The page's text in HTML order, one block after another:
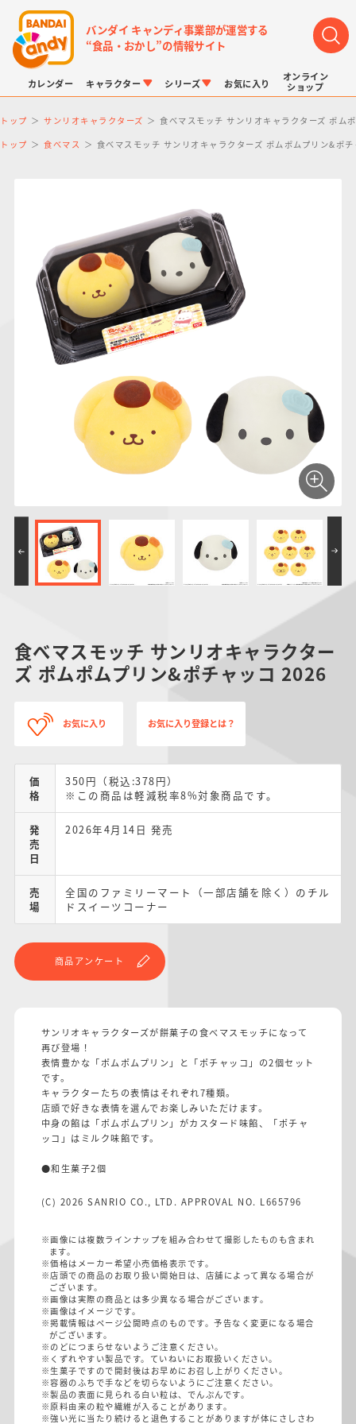
バンダイ キャンディ事業部が運営する
“食品・おかし”の情報サイト
カレンダー キャラクター
仮面ライダーシリー
PROJECT R.E.D.・
スーパー戦隊シリー
ズ
プリキュアシリーズ
ーズ
シリーズ
キャラパキ
つりグミ
チョコサプ
＆スクエアシール
ールド
お気に入り
オンライン
ショップ
トップ サンリオキャラクターズ 食べマスモッチ サンリオキャラクターズ ポム
トップ 食べマス 食べマスモッチ サンリオキャラクターズ ポムポムプリン&ポ
食べマスモッチ サンリオキャラクター
ズ ポムポムプリン&ポチャッコ 2026
お気に入り お気に入り登録とは？
価
格
350円（税込:378円）
※この商品は軽減税率8%対象商品です。
発
売
日
2026年4月14日 発売
売
場
全国のファミリーマート（一部店舗を除く）のチル
ドスイーツコーナー
商品アンケート
サンリオキャラクターズが餅菓子の食べマスモッチになって
再び登場！
表情豊かな「ポムポムプリン」と「ポチャッコ」の2個セット
です。
キャラクターたちの表情はそれぞれ7種類。
店頭で好きな表情を選んでお楽しみいただけます。
中身の餡は「ポムポムプリン」がカスタード味餡、「ポチャ
ッコ」はミルク味餡です。
●和生菓子2個
(C) 2026 SANRIO CO., LTD. APPROVAL NO. L665796
※画像には複数ラインナップを組み合わせて撮影したものも含まれ
ます。
※価格はメーカー希望小売価格表示です。
※店頭での商品のお取り扱い開始日は、店舗によって異なる場合が
ございます。
※画像は実際の商品とは多少異なる場合がございます。
※画像はイメージです。
※掲載情報はページ公開時点のものです。予告なく変更になる場合
がございます。
※のどにつまらせないようご注意ください。
※くずれやすい製品です。ていねいにお取扱いください。
※生菓子ですので開封後はお早めにお召し上がりください。
※容器のふちで手などを切らないようにご注意ください。
※製品の表面に見られる白い粒は、でんぷんです。
※原料由来の粒や繊維が入ることがあります。
※強い光に当たり続けると退色することがありますが体にさしさわ